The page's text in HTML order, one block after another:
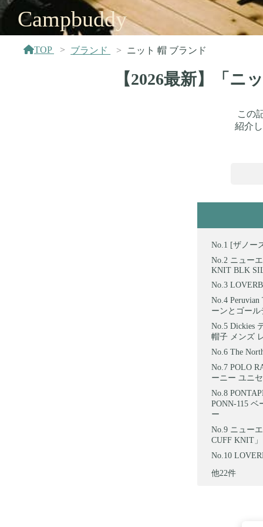
Campbuddy
TOP ブランド ニット 帽 ブランド
【2026最新】「
この
紹介
[ザノー
ニュー
KNIT BLK
ーンとゴー
Dickies
帽子 メンズ
The
POLO
ーニー ユニ
PONN-115
ー
ニュー
CUFF KNIT」
他22件